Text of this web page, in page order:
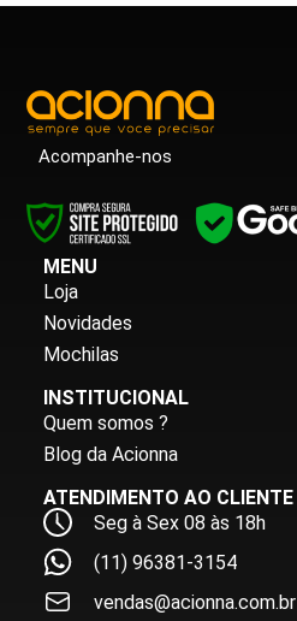
Acompanhe-nos
MENU
Loja
Novidades
Mochilas
INSTITUCIONAL
Quem somos ?
Blog da Acionna
ATENDIMENTO AO CLIENTE
Seg à Sex 08 às 18h
(11) 96381-3154
vendas@acionna.com.br